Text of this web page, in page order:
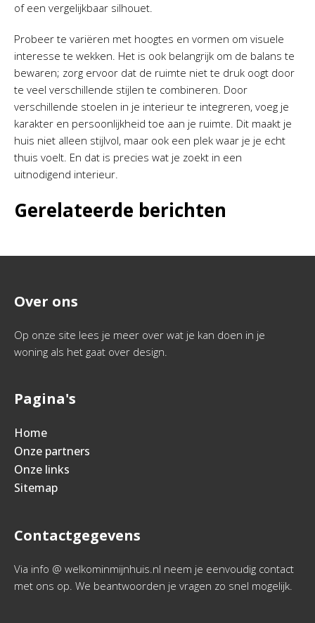
of een vergelijkbaar silhouet.
Probeer te variëren met hoogtes en vormen om visuele
interesse te wekken. Het is ook belangrijk om de balans te
bewaren; zorg ervoor dat de ruimte niet te druk oogt door
te veel verschillende stijlen te combineren. Door
verschillende stoelen in je interieur te integreren, voeg je
karakter en persoonlijkheid toe aan je ruimte. Dit maakt je
huis niet alleen stijlvol, maar ook een plek waar je je echt
thuis voelt. En dat is precies wat je zoekt in een
uitnodigend interieur.
Gerelateerde berichten
Over ons
Op onze site lees je meer over wat je kan doen in je
woning als het gaat over design.
Pagina's
Home
Onze partners
Onze links
Sitemap
Contactgegevens
Via info @ welkominmijnhuis.nl neem je eenvoudig contact
met ons op. We beantwoorden je vragen zo snel mogelijk.